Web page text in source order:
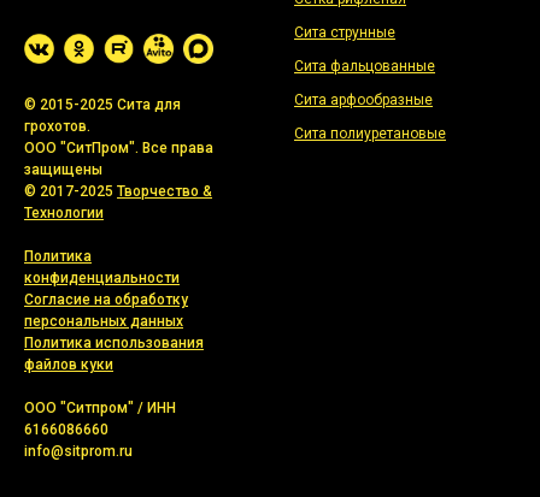
© 2015-2025 Сита для
грохотов.
ООО "СитПром". Все права
защищены
© 2017-2025 Творчество &
Технологии
Политика
конфиденциальности
Согласие на обработку
персональных данных
Политика использования
файлов куки
ООО "Ситпром" / ИНН
6166086660
info@sitprom.ru
Сита струнные
Сита фальцованные
Сита арфообразные
Сита полиуретановые